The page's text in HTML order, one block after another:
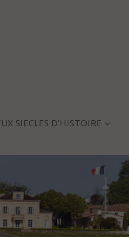
SIECLES D’HISTOIRE